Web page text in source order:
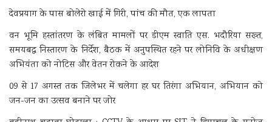
देवप्रयाग के पास बोलेरो खाई में गिरी, पांच की मौत, एक लापता
वन भूमि हस्तांतरण के लंबित मामलों पर डीएम स्वाति एस. भदौरिया सख्त,
समयबद्ध निस्तारण के निर्देश, बैठक में अनुपस्थित रहने पर लोनिवि के अधीक्षण
अभियंता को नोटिस और वेतन रोकने के आदेश
09 से 17 अगस्त तक जिलेभर में चलेगा हर घर तिरंगा अभियान, अभियान को
जन-जन का उत्सव बनाने पर जोर